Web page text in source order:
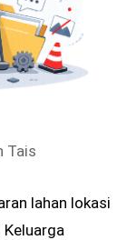
Tais
lahan lokasi